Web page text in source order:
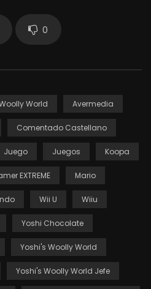
0
World Avermedia
Comentado Castellano
Juego Juegos Koopa
EXTREME Mario
Wii U Wiiu
Yoshi Chocolate
Yoshi's Woolly World
Yoshi's Woolly World Jefe